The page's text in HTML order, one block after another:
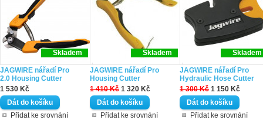
Skladem
JAGWIRE nářadí Pro
2.0 Housing Cutter
1 530 Kč
Přidat ke srovnání
Skladem
JAGWIRE nářadí Pro
Housing Cutter
1 410 Kč 1 320 Kč
Přidat ke srovnání
Skladem
JAGWIRE nářadí Pro
Hydraulic Hose Cutter
1 300 Kč 1 150 Kč
Přidat ke srovnání